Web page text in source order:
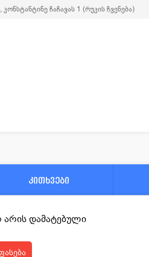
კონსტანტინე ჩაჩავას 1(რუკის ჩვენება)
კითხვები
არის დამატებული